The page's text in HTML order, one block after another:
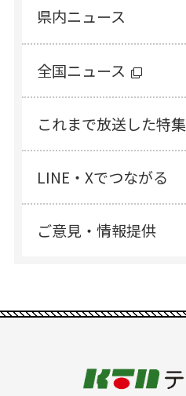
県内ニュース
全国ニュース
これまで放送した特集
LINE・Xでつながる
ご意見・情報提供